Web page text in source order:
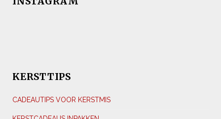
KERSTTIPS
CADEAUTIPS VOOR KERSTMIS